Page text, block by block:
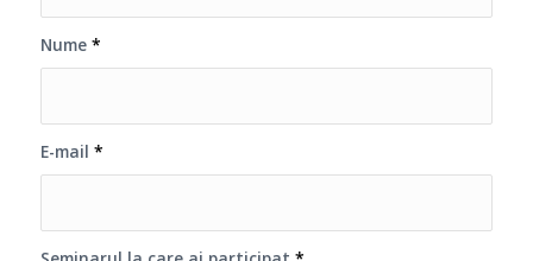
Nume *
E-mail *